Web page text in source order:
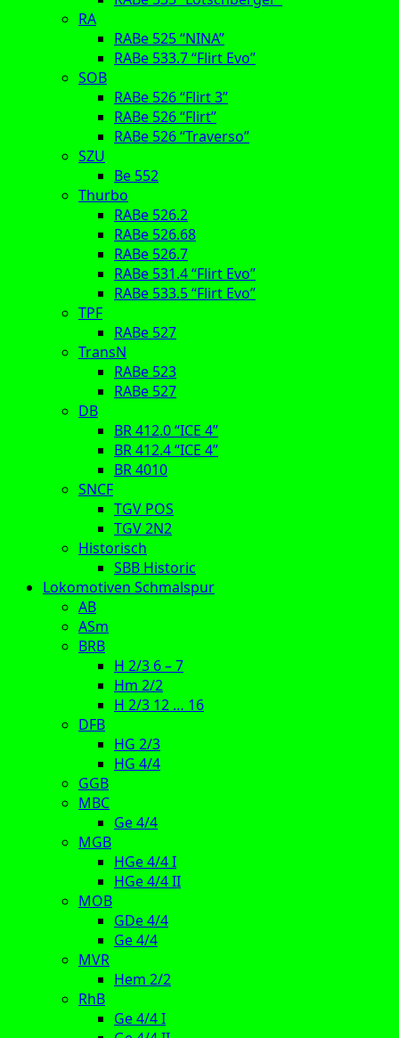
RA
RABe 525 “NINA”
RABe 533.7 “Flirt Evo”
SOB
RABe 526 “Flirt 3”
RABe 526 “Flirt”
RABe 526 “Traverso”
SZU
Be 552
Thurbo
RABe 526.2
RABe 526.68
RABe 526.7
RABe 531.4 “Flirt Evo”
RABe 533.5 “Flirt Evo”
TPF
RABe 527
TransN
RABe 523
RABe 527
DB
BR 412.0 “ICE 4”
BR 412.4 “ICE 4”
BR 4010
SNCF
TGV POS
TGV 2N2
Historisch
SBB Historic
Lokomotiven Schmalspur
AB
ASm
BRB
H 2/3 6 – 7
Hm 2/2
H 2/3 12 … 16
DFB
HG 2/3
HG 4/4
GGB
MBC
Ge 4/4
MGB
HGe 4/4 I
HGe 4/4 II
MOB
GDe 4/4
Ge 4/4
MVR
Hem 2/2
RhB
Ge 4/4 I